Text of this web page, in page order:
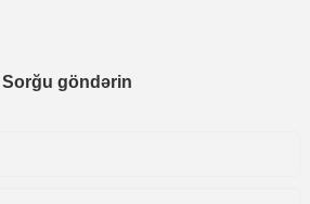
Sorğu göndərin